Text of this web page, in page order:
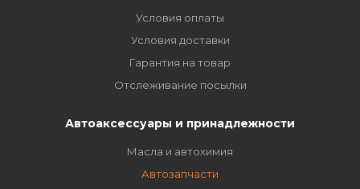
Условия оплаты
Условия доставки
Гарантия на товар
Отслеживание посылки
Автоаксессуары и принадлежности
Масла и автохимия
Автозапчасти